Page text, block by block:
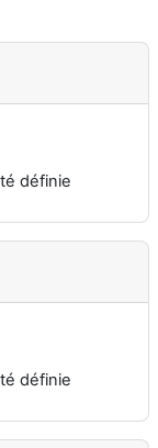
définie
définie